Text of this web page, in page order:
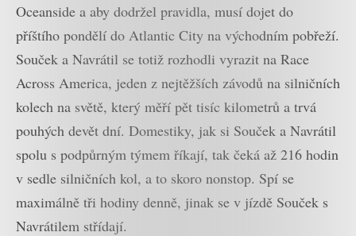
Oceanside a aby dodržel pravidla, musí dojet do
příštího pondělí do Atlantic City na východním pobřeží.
Souček a Navrátil se totiž rozhodli vyrazit na Race
Across America, jeden z nejtěžších závodů na silničních
kolech na světě, který měří pět tisíc kilometrů a trvá
pouhých devět dní. Domestiky, jak si Souček a Navrátil
spolu s podpůrným týmem říkají, tak čeká až 216 hodin
v sedle silničních kol, a to skoro nonstop. Spí se
maximálně tři hodiny denně, jinak se v jízdě Souček s
Navrátilem střídají.